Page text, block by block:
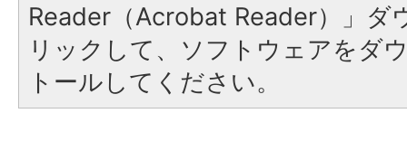
Reader（Acrobat Reader）」ダ
リックして、ソフトウェアをダ
トールしてください。